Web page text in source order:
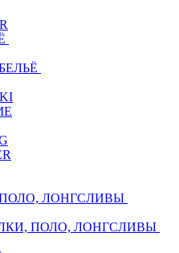
ЛОНГСЛИВЫ
ПОЛО, ЛОНГСЛИВЫ